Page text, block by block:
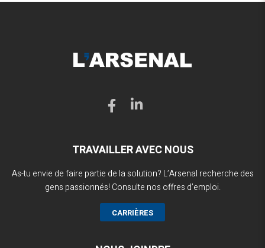
TRAVAILLER AVEC NOUS
As-tu envie de faire partie de la solution? L’Arsenal recherche des
gens passionnés! Consulte nos offres d’emploi.
CARRIÈRES